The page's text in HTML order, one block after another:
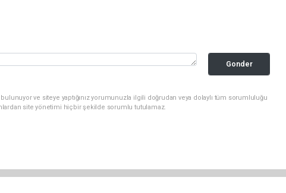
Gonder
ve siteye yaptığınız yorumunuzla ilgili doğrudan veya dolaylı tüm sorumluluğu
site yönetimi hiçbir şekilde sorumlu tutulamaz.